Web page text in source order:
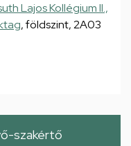
Lajos Kollégium II.,
, földszint, 2A03
szakértő